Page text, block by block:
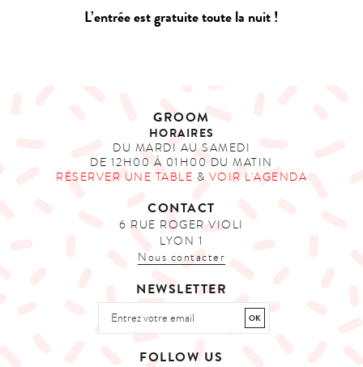
L’entrée est gratuite toute la nuit !
GROOM
HORAIRES
DU MARDI AU SAMEDI
DE 12H00 À 01H00 DU MATIN
RÉSERVER UNE TABLE & VOIR L'AGENDA
CONTACT
6 RUE ROGER VIOLI
LYON 1
Nous contacter
NEWSLETTER
FOLLOW US